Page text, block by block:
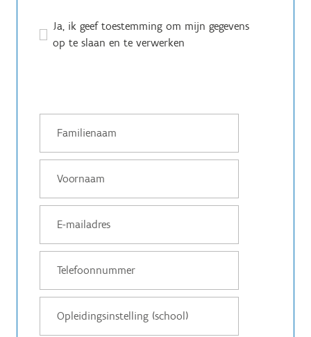
Ja, ik geef toestemming om mijn gegevens
op te slaan en te verwerken